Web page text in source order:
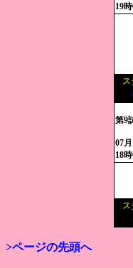
19
ス
第9
07
18
ス
>ページの先頭へ